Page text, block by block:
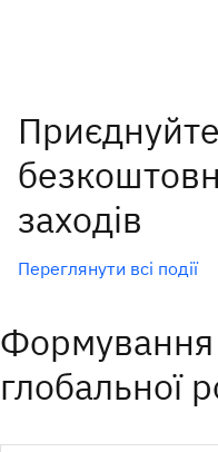
заходів
Переглянути всі події
Формування
глобальної